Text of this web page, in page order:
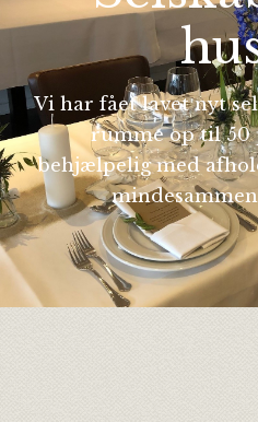
Vi har fået lavet nyt
rumme op til 50
behjælpelig med